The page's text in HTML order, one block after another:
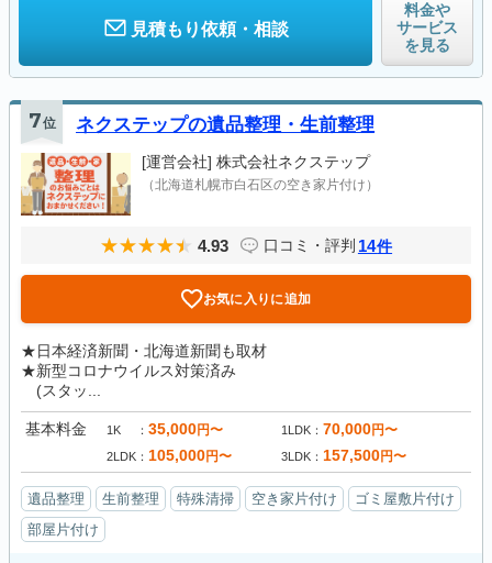
見積もり依頼・相談
料金や
サービス
を見る
7位 ネクステップの遺品整理・生前整理
[運営会社] 株式会社ネクステップ
（北海道札幌市白石区の空き家片付け）
4.93 口コミ・評判 14件
お気に入りに追加
★日本経済新聞・北海道新聞も取材
★新型コロナウイルス対策済み
(スタッ...
基本料金 1K 35,000円〜 1LDK 70,000円〜
2LDK 105,000円〜 3LDK 157,500円〜
遺品整理 生前整理 特殊清掃 空き家片付け
ゴミ屋敷片付け
部屋片付け